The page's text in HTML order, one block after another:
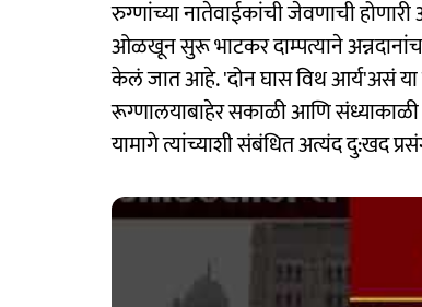
रुग्णांच्या नातेवाईकांची जेवणाची
ओळखून सुरू भाटकर दाम्पत्याने
केलं जात आहे. 'दोन घास विथ आर्य'असं या
रूग्णालयाबाहेर सकाळी आणि संध्याकाळी
यामागे त्यांच्याशी संबंधित अत्यंद दु:खद